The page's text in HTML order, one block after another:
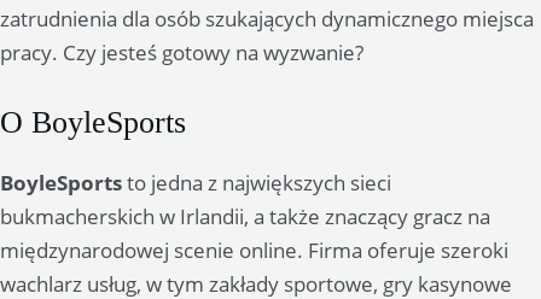
zatrudnienia dla osób szukających dynamicznego miejsca
pracy. Czy jesteś gotowy na wyzwanie?
O BoyleSports
BoyleSportsto jedna z największych sieci
bukmacherskich w Irlandii, a także znaczący gracz na
międzynarodowej scenie online. Firma oferuje szeroki
wachlarz usług, w tym zakłady sportowe, gry kasynowe